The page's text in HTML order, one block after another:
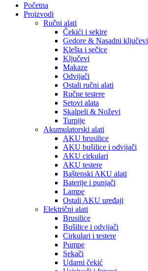
Početna
Proizvodi
Ručni alati
Čekići i sekire
Gedore & Nasadni ključevi
Klešta i sečice
Ključevi
Makaze
Odvijači
Ostali ručni alati
Ručne testere
Setovi alata
Skalpeli & Noževi
Turpije
Akumulatorski alati
AKU brusilice
AKU bušilice i odvijači
AKU cirkulari
AKU testere
Baštenski AKU alati
Baterije i punjači
Lampe
Ostali AKU uređaji
Električni alati
Brusilice
Bušilice i odvijači
Cirkulari i testere
Pumpe
Sekači
Udarni čekić